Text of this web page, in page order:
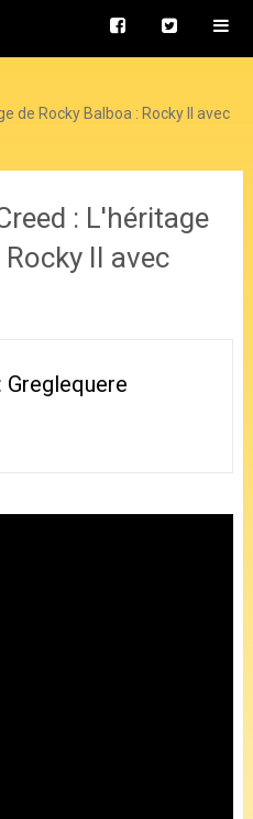
de Rocky Balboa : Rocky II avec
: L'héritage
II avec
Greglequere